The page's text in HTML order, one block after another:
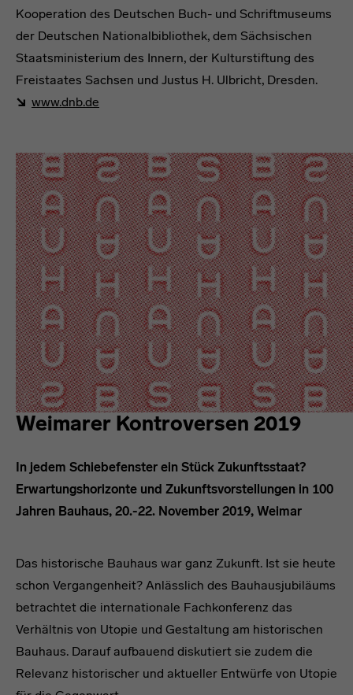
Kooperation des Deutschen Buch- und Schriftmuseums
der Deutschen Nationalbibliothek, dem Sächsischen
Staatsministerium des Innern, der Kulturstiftung des
Freistaates Sachsen und Justus H. Ulbricht, Dresden.
www.dnb.de
Weimarer Kontroversen 2019
In jedem Schiebefenster ein Stück Zukunftsstaat?
Erwartungshorizonte und Zukunftsvorstellungen in 100
Jahren Bauhaus, 20.-22. November 2019, Weimar
Das historische Bauhaus war ganz Zukunft. Ist sie heute
schon Vergangenheit? Anlässlich des Bauhausjubiläums
betrachtet die internationale Fachkonferenz das
Verhältnis von Utopie und Gestaltung am historischen
Bauhaus. Darauf aufbauend diskutiert sie zudem die
Relevanz historischer und aktueller Entwürfe von Utopie